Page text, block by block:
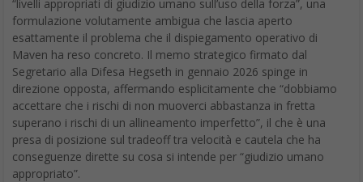
“livelli appropriati di giudizio umano sull’uso della forza”, una
formulazione volutamente ambigua che lascia aperto
esattamente il problema che il dispiegamento operativo di
Maven ha reso concreto. Il memo strategico firmato dal
Segretario alla Difesa Hegseth in gennaio 2026 spinge in
direzione opposta, affermando esplicitamente che “dobbiamo
accettare che i rischi di non muoverci abbastanza in fretta
superano i rischi di un allineamento imperfetto”, il che è una
presa di posizione sul tradeoff tra velocità e cautela che ha
conseguenze dirette su cosa si intende per “giudizio umano
appropriato”.